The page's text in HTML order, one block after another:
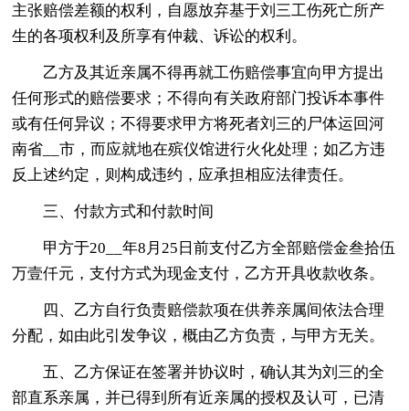
主张赔偿差额的权利，自愿放弃基于刘三工伤死亡所产
生的各项权利及所享有仲裁、诉讼的权利。
乙方及其近亲属不得再就工伤赔偿事宜向甲方提出
任何形式的赔偿要求；不得向有关政府部门投诉本事件
或有任何异议；不得要求甲方将死者刘三的尸体运回河
南省__市，而应就地在殡仪馆进行火化处理；如乙方违
反上述约定，则构成违约，应承担相应法律责任。
三、付款方式和付款时间
甲方于20__年8月25日前支付乙方全部赔偿金叁拾伍
万壹仟元，支付方式为现金支付，乙方开具收款收条。
四、乙方自行负责赔偿款项在供养亲属间依法合理
分配，如由此引发争议，概由乙方负责，与甲方无关。
五、乙方保证在签署并协议时，确认其为刘三的全
部直系亲属，并已得到所有近亲属的授权及认可，已清